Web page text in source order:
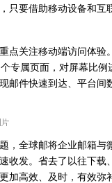
只要借助移动设备和互
关注移动端访问体验
专属页面，对屏幕比例
邮件快速到达、平台间
全球邮将企业邮箱与
收发。省去了以往下载
加高效、及时，有效弥